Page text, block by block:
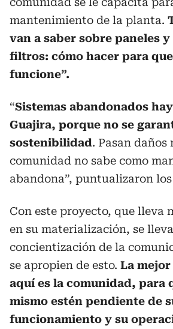
mantenimiento de la planta.
van a saber sobre paneles
filtros: cómo hacer para
funcione”.
“Sistemas abandonados
Guajira, porque no se
sostenibilidad. Pasan daños
comunidad no sabe como
abandona”, puntualizaron
Con este proyecto, que lleva
en su materialización, se
concientización de la
se apropien de esto. La
aquí es la comunidad, para
mismo estén pendiente de
funcionamiento y su